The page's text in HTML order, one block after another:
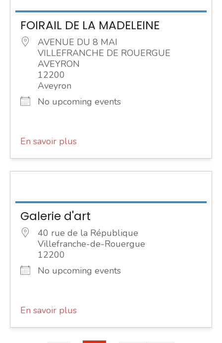
FOIRAIL DE LA MADELEINE
AVENUE DU 8 MAI
VILLEFRANCHE DE ROUERGUE
AVEYRON
12200
Aveyron
No upcoming events
En savoir plus
Galerie d'art
40 rue de la République
Villefranche-de-Rouergue
12200
No upcoming events
En savoir plus